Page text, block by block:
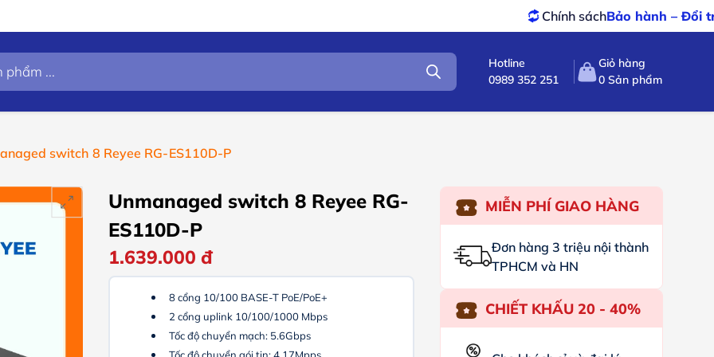
Bảo hành – Đổi trảtốt nhất
Hotline
0989 352 251
Giỏ hàng
0 Sản phẩm
switch 8 Reyee RG-ES110D-P
Unmanaged switch 8 Reyee RG-
ES110D-P
1.639.000đ
8 cổng 10/100 BASE-T PoE/PoE+
2 cổng uplink 10/100/1000 Mbps
Tốc độ chuyển mạch: 5.6Gbps
MIỄN PHÍ GIAO HÀNG
Đơn hàng 3 triệu nội thành
TPHCM và HN
CHIẾT KHẤU 20 - 40%